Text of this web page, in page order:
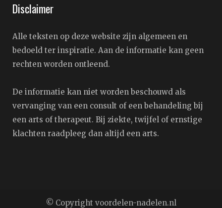
Disclaimer
Alle teksten op deze website zijn algemeen en
bedoeld ter inspiratie. Aan de informatie kan geen
rechten worden ontleend.
De informatie kan niet worden beschouwd als
vervanging van een consult of een behandeling bij
een arts of therapeut. Bij ziekte, twijfel of ernstige
klachten raadpleeg dan altijd een arts.
© Copyright voordelen-nadelen.nl